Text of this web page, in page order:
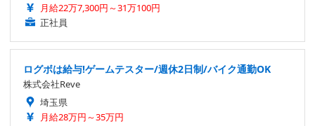
月給22万7,300円～31万100円
正社員
ログボは給与!ゲームテスター/週休2日制/バイク通勤OK
株式会社Reve
埼玉県
月給28万円～35万円